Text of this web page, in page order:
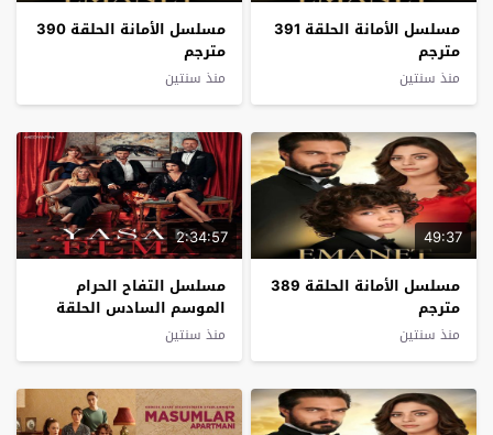
مسلسل الأمانة الحلقة 391
مترجم
منذ سنتين
مسلسل الأمانة الحلقة 390
مترجم
منذ سنتين
49:37
مسلسل الأمانة الحلقة 389
مترجم
منذ سنتين
2:34:57
مسلسل التفاح الحرام
الموسم السادس الحلقة
23 مترجم
منذ سنتين